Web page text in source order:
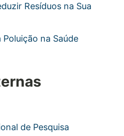
Resíduos na Sua
na Saúde
de Pesquisa